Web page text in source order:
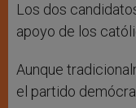
Los dos
apoyo de los
Aunque
el partido